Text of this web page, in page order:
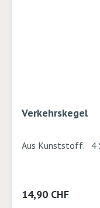
Verkehrskegel
Aus Kunststoff. 4
Regulärer Preis:
14,90 CHF